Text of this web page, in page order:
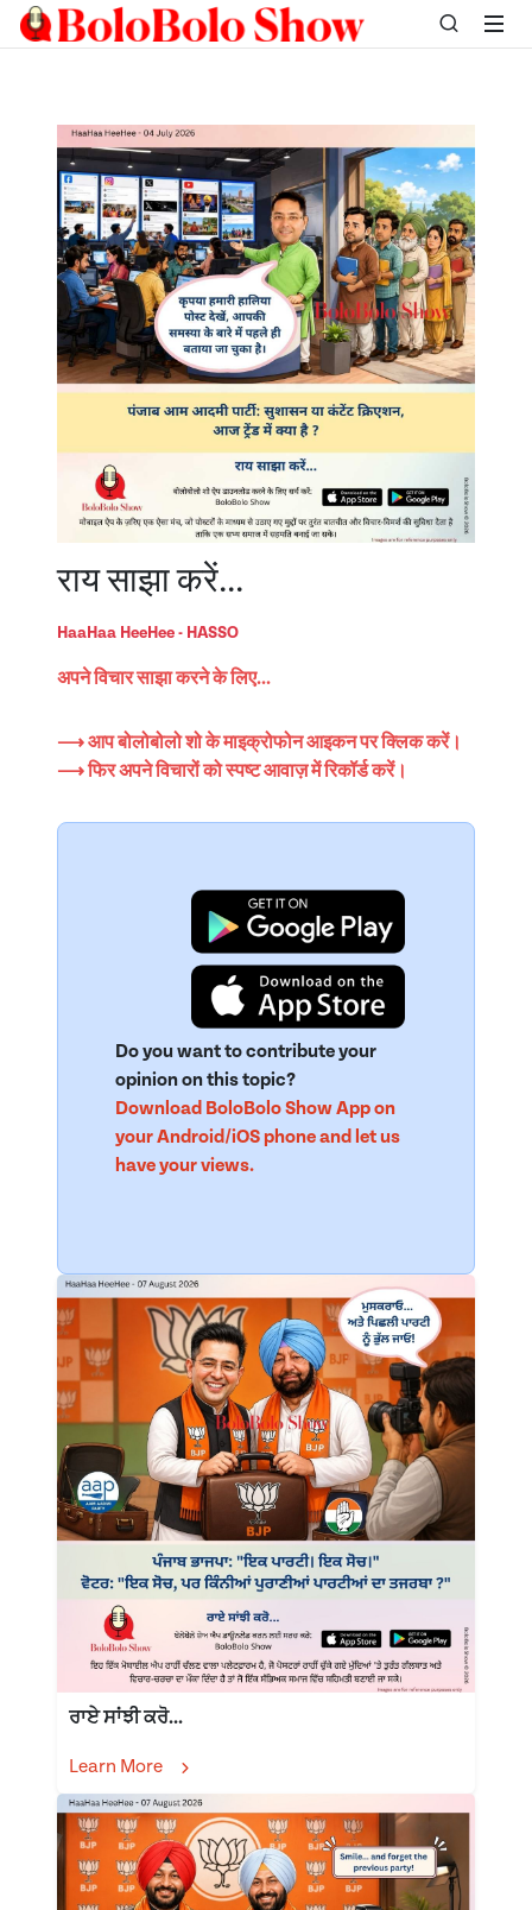
राय साझा करें...
HaaHaa HeeHee - HASSO
अपने विचार साझा करने के लिए...
⟶ आप बोलोबोलो शो के माइक्रोफोन आइकन पर क्लिक करें।
⟶ फिर अपने विचारों को स्पष्ट आवाज़ में रिकॉर्ड करें।
Do you want to contribute your
opinion on this topic?
Download BoloBolo Show App on
your Android/iOS phone and let us
have your views.
ਰਾਏ ਸਾਂਝੀ ਕਰੋ...
Learn More